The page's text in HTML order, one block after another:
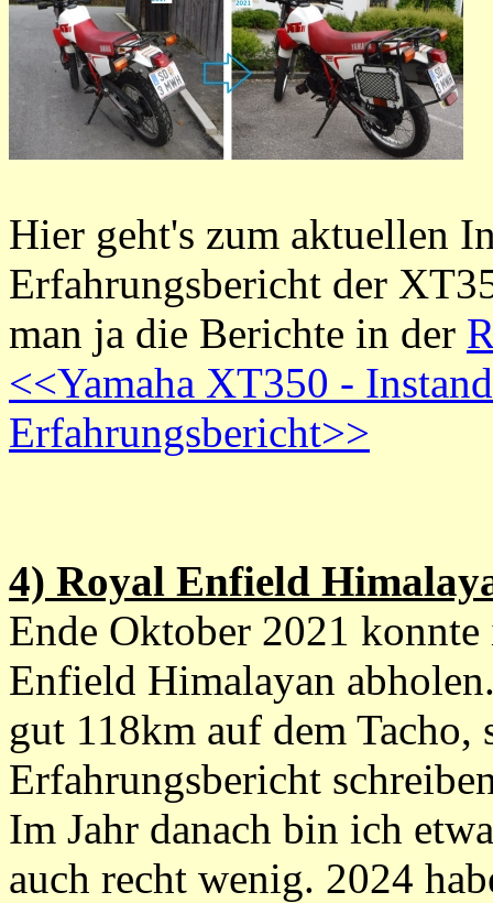
Hier geht's zum aktuellen
Erfahrungsbericht der
man ja die Berichte in der
<<Yamaha XT350 -
Erfahrungsbericht>>
4) Royal Enfield
Ende Oktober 2021
Enfield Himalayan
gut 118km auf dem Tacho,
Erfahrungsbericht
Im Jahr danach bin ich
auch recht wenig. 2024